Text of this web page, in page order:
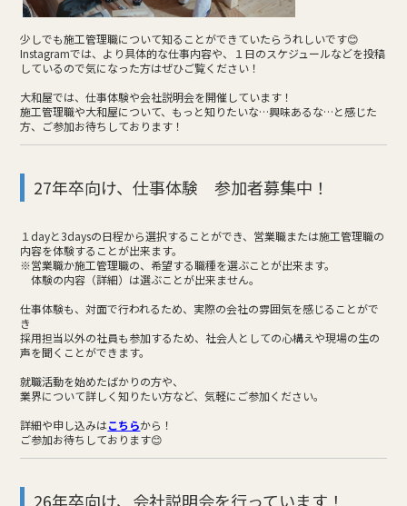
少しでも施工管理職について知ることができていたらうれしいです😊
Instagramでは、より具体的な仕事内容や、１日のスケジュールなどを投稿
しているので気になった方はぜひご覧ください！
大和屋では、仕事体験や会社説明会を開催しています！
施工管理職や大和屋について、もっと知りたいな…興味あるな…と感じた
方、ご参加お待ちしております！
27年卒向け、仕事体験 参加者募集中！
１dayと3daysの日程から選択することができ、営業職または施工管理職の
内容を体験することが出来ます。
※営業職か施工管理職の、希望する職種を選ぶことが出来ます。
体験の内容（詳細）は選ぶことが出来ません。
仕事体験も、対面で行われるため、実際の会社の雰囲気を感じることがで
き
採用担当以外の社員も参加するため、社会人としての心構えや現場の生の
声を聞くことができます。
就職活動を始めたばかりの方や、
業界について詳しく知りたい方など、気軽にご参加ください。
詳細や申し込みはこちらから！
ご参加お待ちしております😊
26年卒向け、会社説明会を行っています！